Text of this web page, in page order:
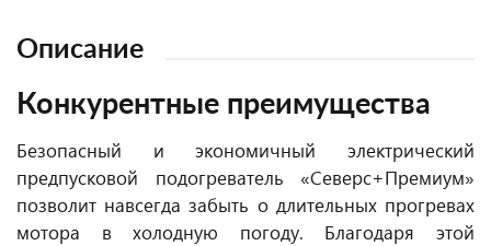
Описание
Конкурентные преимущества
Безопасный и экономичный электрический
предпусковой подогреватель «Северс+Премиум»
позволит навсегда забыть о длительных прогревах
мотора в холодную погоду. Благодаря этой